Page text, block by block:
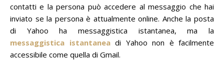
contatti e la persona può accedere al messaggio che hai
inviato se la persona è attualmente online. Anche la posta
di Yahoo ha messaggistica istantanea, ma la
messaggistica istantaneadi Yahoo non è facilmente
accessibile come quella di Gmail.